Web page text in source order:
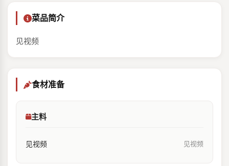
菜品简介
见视频
食材准备
主料
见视频 见视频